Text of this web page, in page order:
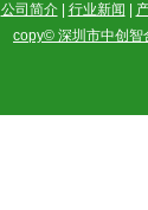
公司简介| 行业新闻
copy© 深圳市中创